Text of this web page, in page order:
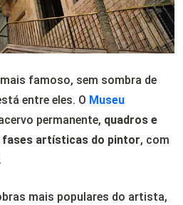
famoso, sem sombra de
entre eles. O Museu
permanente, quadros e
artísticas do pintor, com
mais populares do artista,